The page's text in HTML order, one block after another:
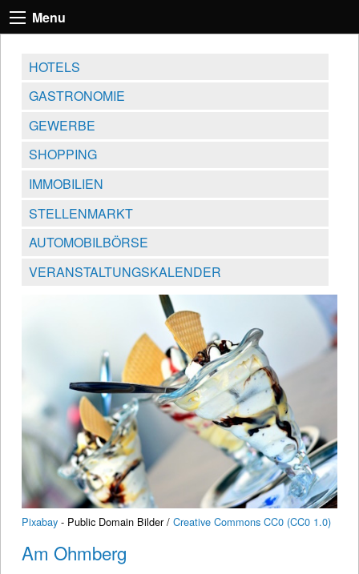
Menu
HOTELS
GASTRONOMIE
GEWERBE
SHOPPING
IMMOBILIEN
STELLENMARKT
AUTOMOBILBÖRSE
VERANSTALTUNGSKALENDER
Pixabay - Public Domain Bilder / Creative Commons CC0 (CC0 1.0)
Am Ohmberg